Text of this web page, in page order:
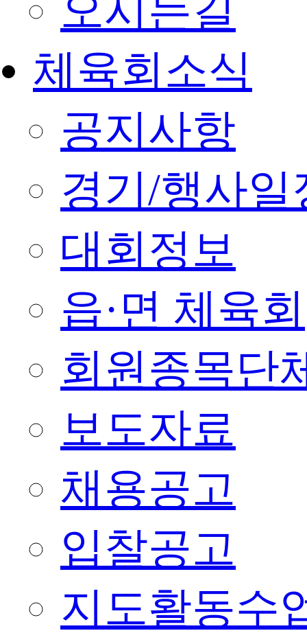
오시는길
체육회소식
공지사항
경기/행사일
대회정보
읍·면 체육회
회원종목단
보도자료
채용공고
입찰공고
지도활동수